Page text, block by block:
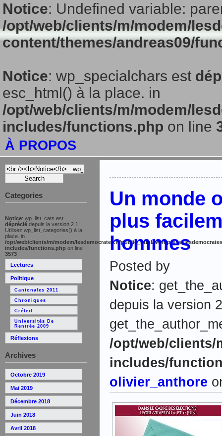
Notice: Undefined variable:
/opt/web/clients/m/modem/
content/themes/andreas09/
Notice: wp_specialchars est
esc_html() à la place. in
/opt/web/clients/m/modem/
includes/functions.php on line
À PROPOS
Categories
Notice: wp_list_cats est
déprécié depuis la version 2.1!
Utilisez wp_list_categories() à la
place. in
/opt/web/clients/m/modem/lesdemocrates.fr/public_html/
includes/functions.php on line
3573
Lectures
Politique
Cantonales 2011
Chroniques
Créteil
Universités De
Rentrée 2009
Réflexions
Archives
Octobre 2019
Mai 2019
Décembre 2018
Juin 2018
Avril 2018
Un monde
plus
hommes
Posted by
Notice:
depuis la version
/opt/web/clients/
includes/
olivier_anthore